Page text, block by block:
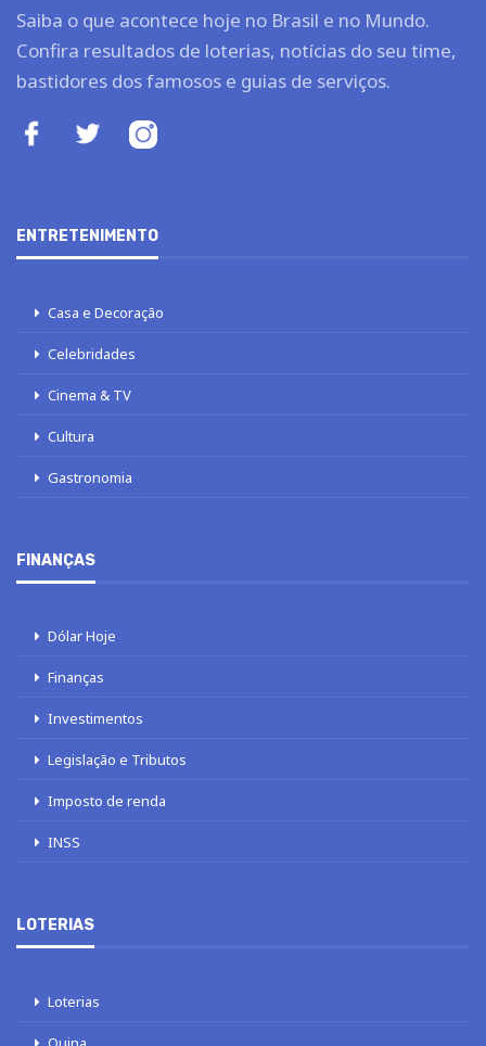
Saiba o que acontece hoje no Brasil e no Mundo.
Confira resultados de loterias, notícias do seu time,
bastidores dos famosos e guias de serviços.
ENTRETENIMENTO
Casa e Decoração
Celebridades
Cinema & TV
Cultura
Gastronomia
FINANÇAS
Dólar Hoje
Finanças
Investimentos
Legislação e Tributos
Imposto de renda
INSS
LOTERIAS
Loterias